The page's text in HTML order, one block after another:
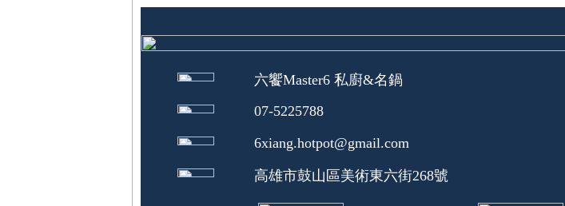
六饗Master6 私廚&名鍋
07-5225788
6xiang.hotpot@gmail.com
高雄市鼓山區美術東六街268號